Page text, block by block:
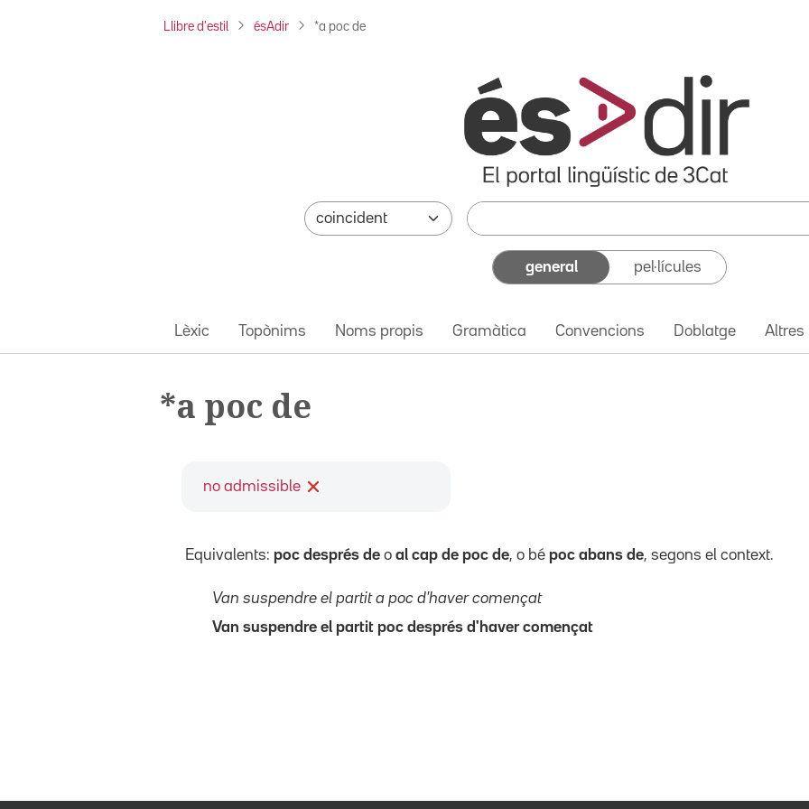
Llibre d'estil ésAdir *a poc de
general pel·lícules
Lèxic Topònims Noms propis Gramàtica Convencions Doblatge Altres
*a poc de
no admissible
Equivalents: poc després de o al cap de poc de, o bé poc abans de, segons el context.
Van suspendre el partit a poc d'haver començat
Van suspendre el partit poc després d'haver començat